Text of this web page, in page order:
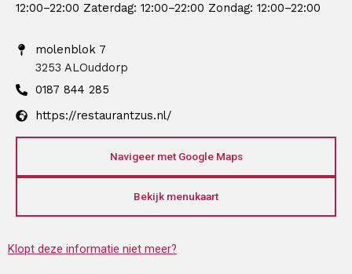
12:00–22:00 Zaterdag: 12:00–22:00 Zondag: 12:00–22:00
molenblok 7
3253 ALOuddorp
0187 844 285
https://restaurantzus.nl/
Navigeer met Google Maps
Bekijk menukaart
Klopt deze informatie niet meer?